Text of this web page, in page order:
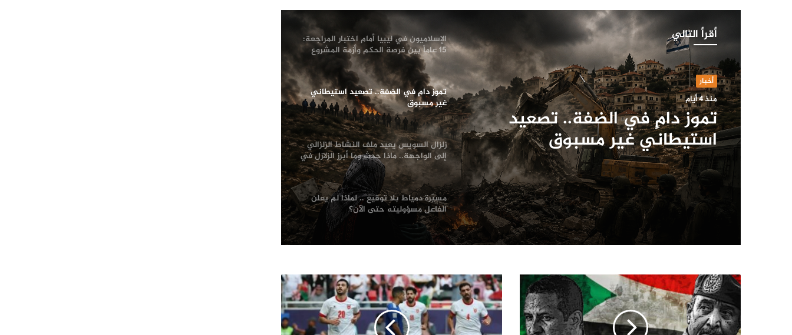
أقرأ التالي
أخبار
منذ 4 أيام
تموز دامٍ في الضفة.. تصعيد
استيطاني غير مسبوق
الاتحاد الأوروبي
الإسلاميون في ليبيا أمام اختبار المراجعة:
15 عاماً بين فرصة الحكم وأزمة المشروع
تموز دامٍ في الضفة.. تصعيد استيطاني
غير مسبوق
زلزال السويس يعيد ملف النشاط الزلزالي
إلى الواجهة.. ماذا حدث وما أبرز الزلازل في
تاريخ مصر؟
مسيّرة دمياط بلا توقيع .. لماذا لم يعلن
الفاعل مسؤوليته حتى الآن؟
للانهيار؟
من صفقة الحقوق إلى أزمة قيادة.. هل
اقتربت نهاية إنفانتينو في «فيفا»؟